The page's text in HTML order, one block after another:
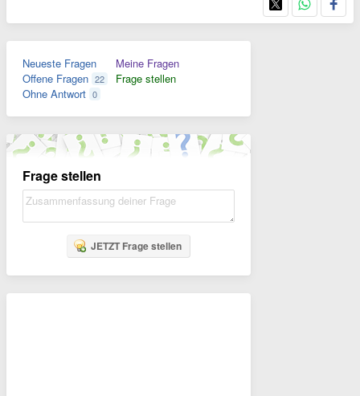
Neueste Fragen
Offene Fragen 22
Ohne Antwort 0
Meine Fragen
Frage stellen
Frage stellen
JETZT Frage stellen